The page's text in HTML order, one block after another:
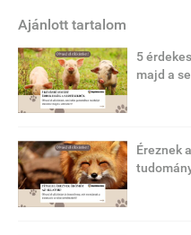
Ajánlott tartalom
5
majd a
Éreznek